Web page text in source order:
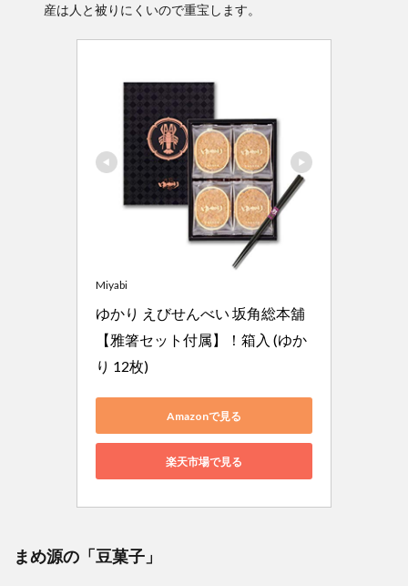
産は人と被りにくいので重宝します。
Miyabi
ゆかり えびせんべい 坂角総本舖
【雅箸セット付属】！箱入 (ゆか
り 12枚)
Amazonで見る
楽天市場で見る
まめ源の「豆菓子」